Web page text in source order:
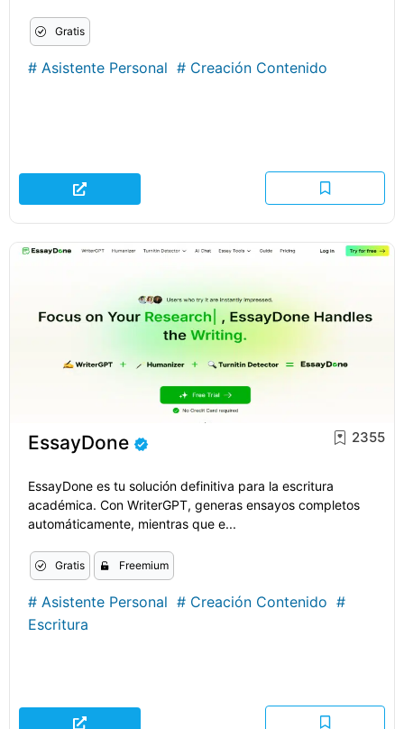
Gratis
# Asistente Personal # Creación Contenido
EssayDone 2355
EssayDone es tu solución definitiva para la escritura
académica. Con WriterGPT, generas ensayos completos
automáticamente, mientras que e...
Gratis Freemium
# Asistente Personal # Creación Contenido #
Escritura